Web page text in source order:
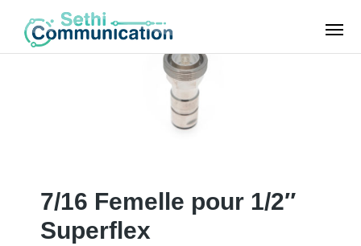
7/16 Femelle pour 1/2″
Superflex